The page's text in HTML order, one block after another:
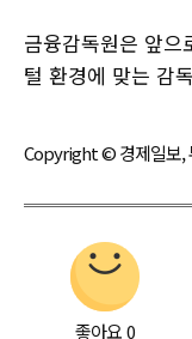
금융감독원은 앞으
털 환경에 맞는 감
Copyright © 경제일보,
좋아요0